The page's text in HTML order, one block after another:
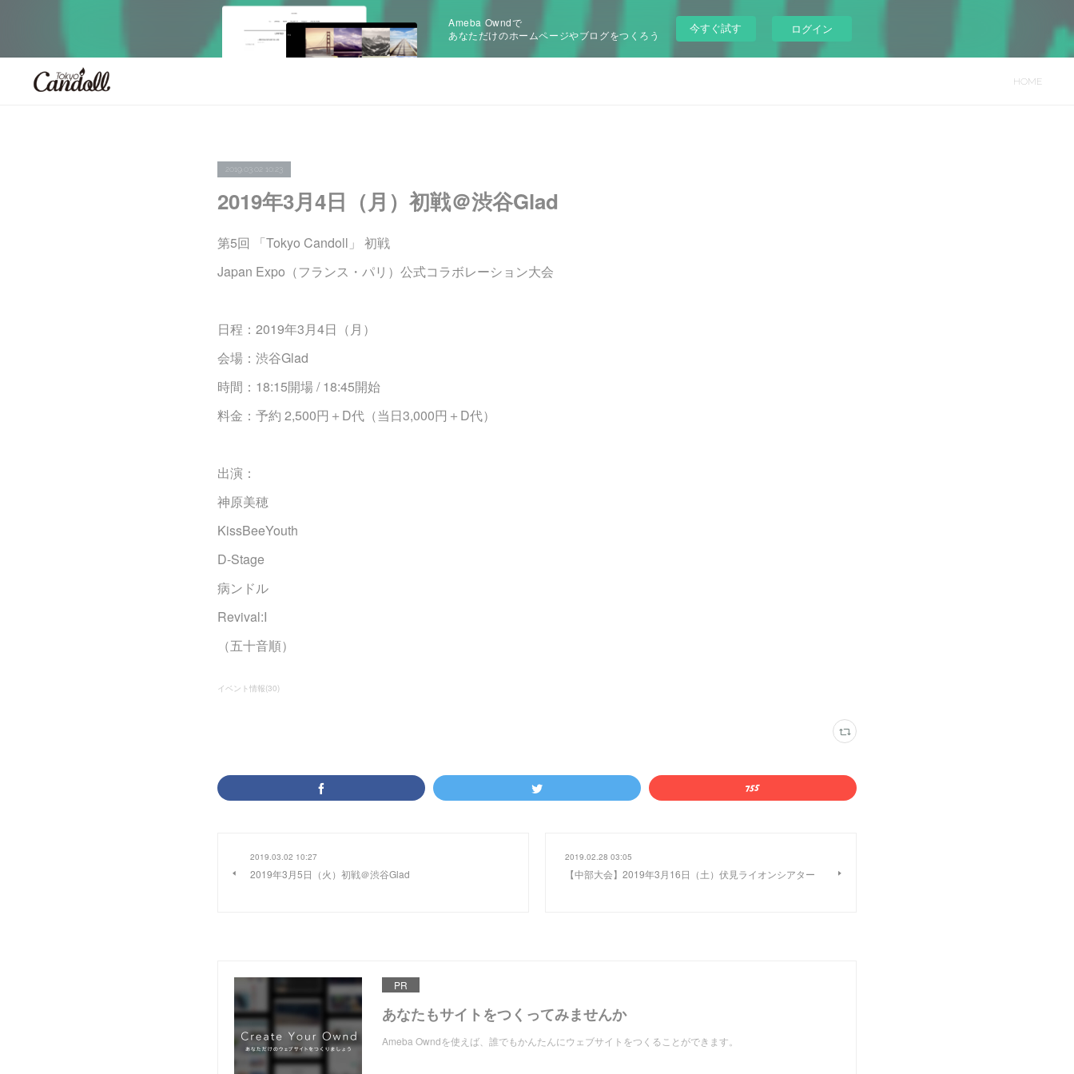
Ameba Owndで
あなただけのホームページやブログをつくろう
今すぐ試す ログイン
HOME
2019.03.02 10:23
2019年3月4日（月）初戦＠渋谷Glad
第5回 「Tokyo Candoll」 初戦
Japan Expo（フランス・パリ）公式コラボレーション大会
日程：2019年3月4日（月）
会場：渋谷Glad
時間：18:15開場 / 18:45開始
料金：予約 2,500円＋D代（当日3,000円＋D代）
出演：
神原美穂
KissBeeYouth
D-Stage
病ンドル
Revival:I
（五十音順）
イベント情報(30)
2019.03.02 10:27
2019年3月5日（火）初戦＠渋谷Glad
2019.02.28 03:05
【中部大会】2019年3月16日（土）伏見ライオンシアター
PR
あなたもサイトをつくってみませんか
Ameba Owndを使えば、誰でもかんたんにウェブサイトをつくることができます。